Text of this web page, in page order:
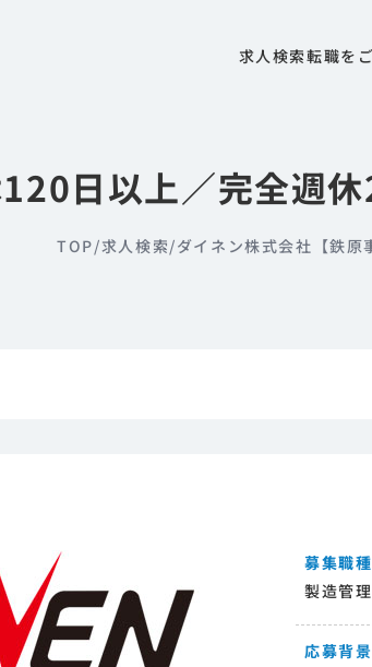
日以上／完全週
TOP/求人検索/ダイネン株式会社【鉄原
求人検索転職を
募集職種
製造管理
応募背景